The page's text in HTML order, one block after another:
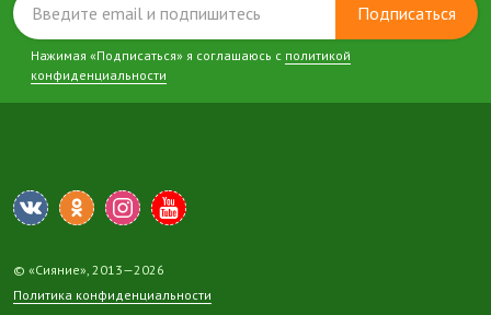
Подписаться
Нажимая «Подписаться» я соглашаюсь с политикой
конфиденциальности
© «Сияние», 2013—2026
Политика конфиденциальности